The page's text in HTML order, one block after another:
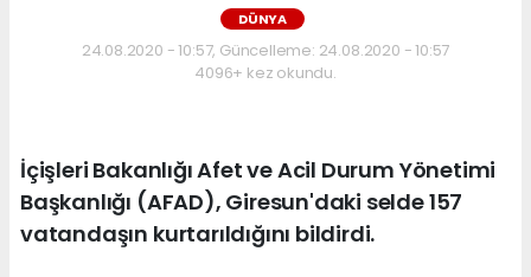
DÜNYA
24.08.2020 - 10:57, Güncelleme: 24.08.2020 - 10:57
4096+ kez okundu.
İçişleri Bakanlığı Afet ve Acil Durum Yönetimi
Başkanlığı (AFAD), Giresun'daki selde 157
vatandaşın kurtarıldığını bildirdi.